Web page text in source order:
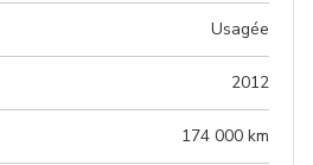
Usagée
2012
174 000 km